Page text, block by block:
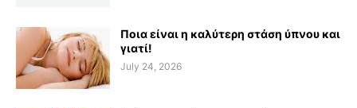
Ποια είναι η καλύτερη στάση ύπνου και
γιατί!
July 24, 2026